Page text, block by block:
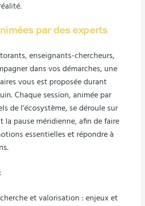
par des experts
enseignants-chercheurs,
dans vos démarches, une
vous est proposée durant
Chaque session, animée par
de l’écosystème, se déroule sur
la pause méridienne, afin de faire
essentielles et répondre à
et valorisation : enjeux et